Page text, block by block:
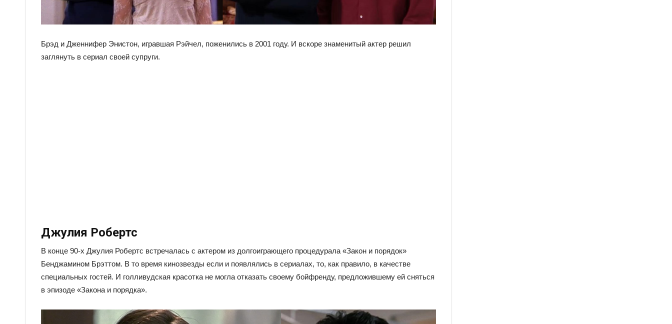
Брэд и Дженнифер Энистон, игравшая Рэйчел, поженились в 2001 году. И вскоре знаменитый актер решил
заглянуть в сериал своей супруги.
Джулия Робертс
В конце 90-х Джулия Робертс встречалась с актером из долгоиграющего процедурала «Закон и порядок»
Бенджамином Брэттом. В то время кинозвезды если и появлялись в сериалах, то, как правило, в качестве
специальных гостей. И голливудская красотка не могла отказать своему бойфренду, предложившему ей сняться
в эпизоде «Закона и порядка».